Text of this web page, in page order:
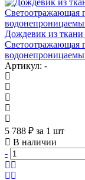
Дождевик из
Светоотражающая
Артикул: -
5 788 ₽ за 1 шт
В наличии
-